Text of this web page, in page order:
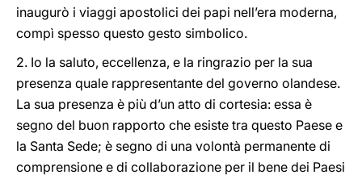
inaugurò i viaggi apostolici dei papi nell’era moderna,
compì spesso questo gesto simbolico.
2. Io la saluto, eccellenza, e la ringrazio per la sua
presenza quale rappresentante del governo olandese.
La sua presenza è più d’un atto di cortesia: essa è
segno del buon rapporto che esiste tra questo Paese e
la Santa Sede; è segno di una volontà permanente di
comprensione e di collaborazione per il bene dei Paesi